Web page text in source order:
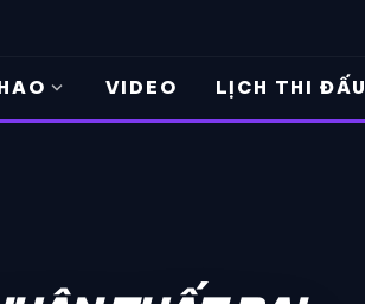
expand_more VIDEO LỊCH THI ĐẤU